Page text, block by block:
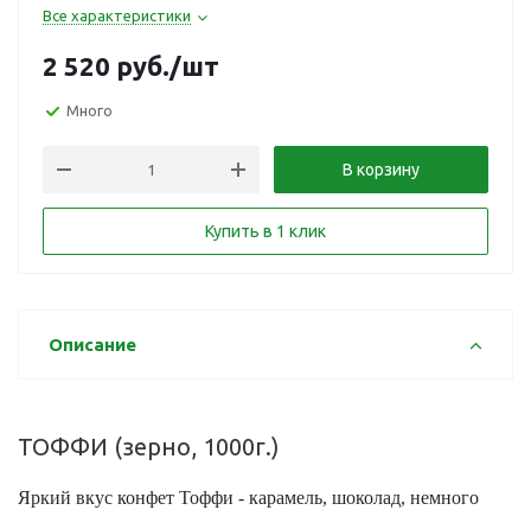
Все характеристики
2 520 руб./шт
Много
В корзину
Купить в 1 клик
Описание
ТОФФИ (зерно, 1000г.)
Яркий вкус конфет Тоффи - карамель, шоколад, немного